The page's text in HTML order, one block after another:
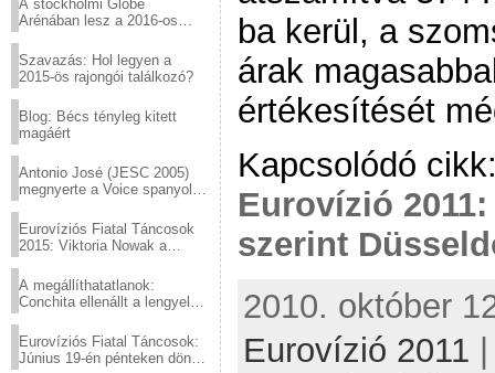
A stockholmi Globe
Arénában lesz a 2016-os
Szavazás: Hol legyen a
2015-ös rajongói találkozó?
Blog: Bécs tényleg kitett
magáért
Antonio José (JESC 2005)
megnyerte a Voice spanyol
Eurovíziós Fiatal Táncosok
2015: Viktoria Nowak a
A megállíthatatlanok:
Conchita ellenállt a lengyel
Eurovíziós Fiatal Táncosok:
Június 19-én pénteken döntő
ba kerül, a
árak
értékesítését
Kapcsolódó
Eurovízió
szerint
2010. október
Eurovízió 2011